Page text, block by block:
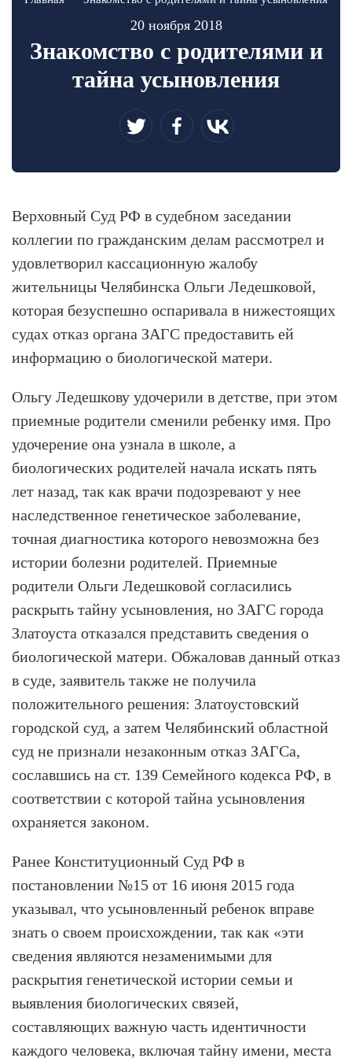
20 ноября 2018
Знакомство с родителями и
тайна усыновления
Верховный Суд РФ в судебном заседании
коллегии по гражданским делам рассмотрел и
удовлетворил кассационную жалобу
жительницы Челябинска Ольги Ледешковой,
которая безуспешно оспаривала в нижестоящих
судах отказ органа ЗАГС предоставить ей
информацию о биологической матери.
Ольгу Ледешкову удочерили в детстве, при этом
приемные родители сменили ребенку имя. Про
удочерение она узнала в школе, а
биологических родителей начала искать пять
лет назад, так как врачи подозревают у нее
наследственное генетическое заболевание,
точная диагностика которого невозможна без
истории болезни родителей. Приемные
родители Ольги Ледешковой согласились
раскрыть тайну усыновления, но ЗАГС города
Златоуста отказался представить сведения о
биологической матери. Обжаловав данный отказ
в суде, заявитель также не получила
положительного решения: Златоустовский
городской суд, а затем Челябинский областной
суд не признали незаконным отказ ЗАГСа,
сославшись на ст. 139 Семейного кодекса РФ, в
соответствии с которой тайна усыновления
охраняется законом.
Ранее Конституционный Суд РФ в
постановлении №15 от 16 июня 2015 года
указывал, что усыновленный ребенок вправе
знать о своем происхождении, так как «эти
сведения являются незаменимыми для
раскрытия генетической истории семьи и
выявления биологических связей,
составляющих важную часть идентичности
каждого человека, включая тайну имени, места